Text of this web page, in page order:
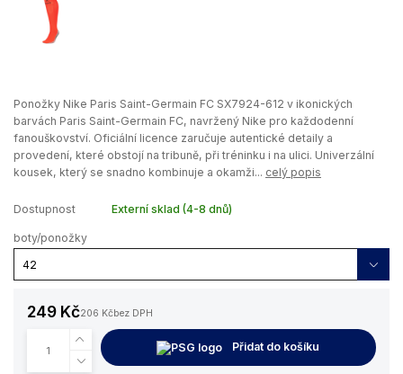
Ponožky Nike Paris Saint-Germain FC SX7924-612 v ikonických
barvách Paris Saint-Germain FC, navržený Nike pro každodenní
fanouškovství. Oficiální licence zaručuje autentické detaily a
provedení, které obstojí na tribuně, při tréninku i na ulici. Univerzální
kousek, který se snadno kombinuje a okamži... celý popis
Dostupnost Externí sklad (4-8 dnů)
boty/ponožky
249 Kč206 Kčbez DPH
Přidat do košíku